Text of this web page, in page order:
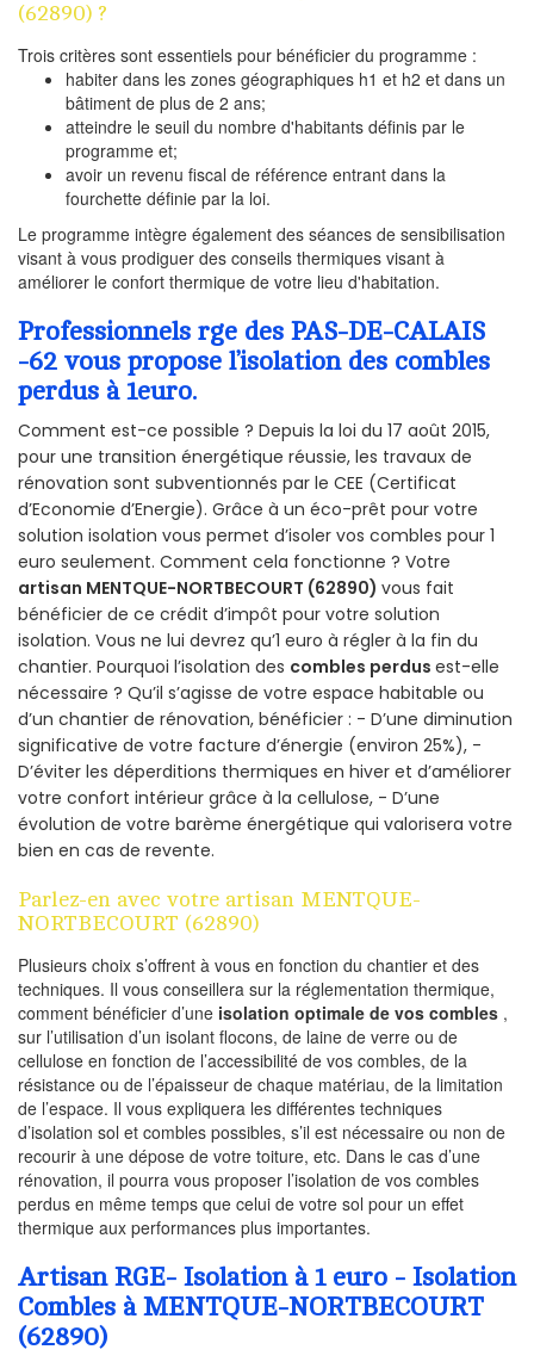
(62890) ?
Trois critères sont essentiels pour bénéficier du programme :
habiter dans les zones géographiques h1 et h2 et dans un
bâtiment de plus de 2 ans;
atteindre le seuil du nombre d'habitants définis par le
programme et;
avoir un revenu fiscal de référence entrant dans la
fourchette définie par la loi.
Le programme intègre également des séances de sensibilisation
visant à vous prodiguer des conseils thermiques visant à
améliorer le confort thermique de votre lieu d'habitation.
Professionnels rge des PAS-DE-CALAIS
-62 vous propose l’isolation des combles
perdus à 1euro.
Comment est-ce possible ? Depuis la loi du 17 août 2015,
pour une transition énergétique réussie, les travaux de
rénovation sont subventionnés par le CEE (Certificat
d’Economie d’Energie). Grâce à un éco-prêt pour votre
solution isolation vous permet d’isoler vos combles pour 1
euro seulement. Comment cela fonctionne ? Votre
artisan MENTQUE-NORTBECOURT (62890) vous fait
bénéficier de ce crédit d’impôt pour votre solution
isolation. Vous ne lui devrez qu’1 euro à régler à la fin du
chantier. Pourquoi l’isolation des combles perdus est-elle
nécessaire ? Qu’il s’agisse de votre espace habitable ou
d’un chantier de rénovation, bénéficier : - D’une diminution
significative de votre facture d’énergie (environ 25%), -
D’éviter les déperditions thermiques en hiver et d’améliorer
votre confort intérieur grâce à la cellulose, - D’une
évolution de votre barème énergétique qui valorisera votre
bien en cas de revente.
Parlez-en avec votre artisan MENTQUE-
NORTBECOURT (62890)
Plusieurs choix s’offrent à vous en fonction du chantier et des
techniques. Il vous conseillera sur la réglementation thermique,
comment bénéficier d’une isolation optimale de vos combles ,
sur l’utilisation d’un isolant flocons, de laine de verre ou de
cellulose en fonction de l’accessibilité de vos combles, de la
résistance ou de l’épaisseur de chaque matériau, de la limitation
de l’espace. Il vous expliquera les différentes techniques
d’isolation sol et combles possibles, s’il est nécessaire ou non de
recourir à une dépose de votre toiture, etc. Dans le cas d’une
rénovation, il pourra vous proposer l’isolation de vos combles
perdus en même temps que celui de votre sol pour un effet
thermique aux performances plus importantes.
Artisan RGE- Isolation à 1 euro - Isolation
Combles à MENTQUE-NORTBECOURT
(62890)